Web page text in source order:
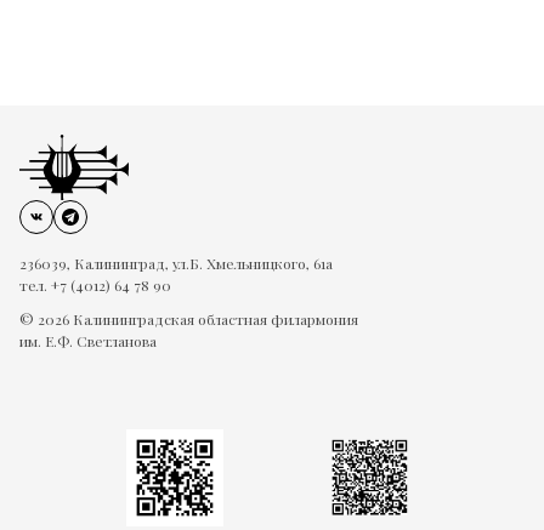
236039, Калининград, ул.Б. Хмельницкого, 61а
тел. +7 (4012) 64 78 90
© 2026 Калининградская областная филармония
им. Е.Ф. Светланова